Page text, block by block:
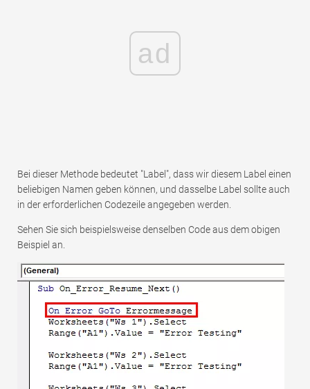
ad
Bei dieser Methode bedeutet "Label", dass wir diesem Label einen
beliebigen Namen geben können, und dasselbe Label sollte auch
in der erforderlichen Codezeile angegeben werden.
Sehen Sie sich beispielsweise denselben Code aus dem obigen
Beispiel an.